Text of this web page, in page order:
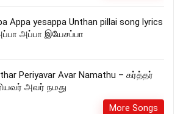
Appa yesappa Unthan pillai song lyrics
அப்பா இயேசப்பா
Periyavar Avar Namathu – கர்த்தர்
அவர் நமது
More Songs